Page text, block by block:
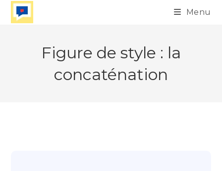
Skip
Menu
Figure de style : la
concaténation